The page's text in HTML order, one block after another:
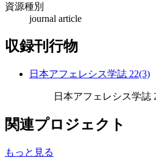
資源種別
journal article
収録刊行物
日本アフェレシス学誌 22(3)
日本アフェレシス学誌
関連プロジェクト
もっと見る